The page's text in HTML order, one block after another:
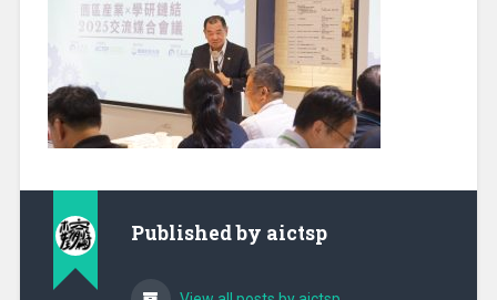
Published by aictsp